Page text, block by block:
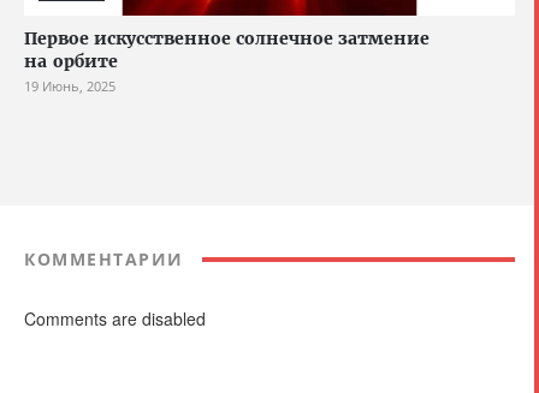
Первое искусственное солнечное затмение
на орбите
19 Июнь, 2025
КОММЕНТАРИИ
Comments are disabled